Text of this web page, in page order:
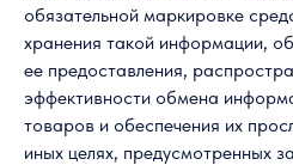
обязательной маркировке
хранения такой информации,
ее предоставления,
эффективности обмена
товаров и обеспечения их
иных целях, предусмотренных